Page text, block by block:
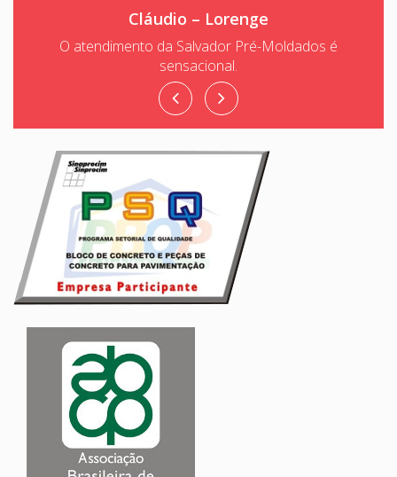
Cláudio – Lorenge
O atendimento da Salvador Pré-Moldados é
sensacional.